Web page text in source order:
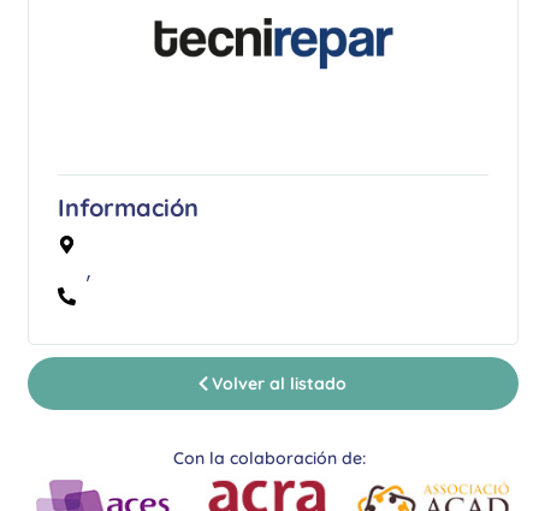
Información
,
Volver al listado
Con la colaboración de: